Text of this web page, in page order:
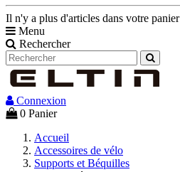
Il n'y a plus d'articles dans votre panier
Menu
Rechercher
Connexion
0 Panier
Accueil
Accessoires de vélo
Supports et Béquilles